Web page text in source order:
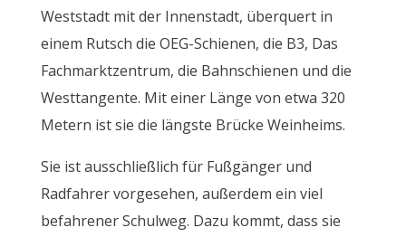
Weststadt mit der Innenstadt, überquert in
einem Rutsch die OEG-Schienen, die B3, Das
Fachmarktzentrum, die Bahnschienen und die
Westtangente. Mit einer Länge von etwa 320
Metern ist sie die längste Brücke Weinheims.
Sie ist ausschließlich für Fußgänger und
Radfahrer vorgesehen, außerdem ein viel
befahrener Schulweg. Dazu kommt, dass sie